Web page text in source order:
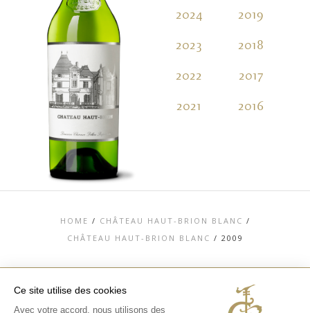
Ce site utilise des cookies
Avec votre accord, nous utilisons des
2024
2023
2022
2021
2019
2018
2017
2016
HOME / CHÂTEAU HAUT-BRION BLANC /
CHÂTEAU HAUT-BRION BLANC / 2009